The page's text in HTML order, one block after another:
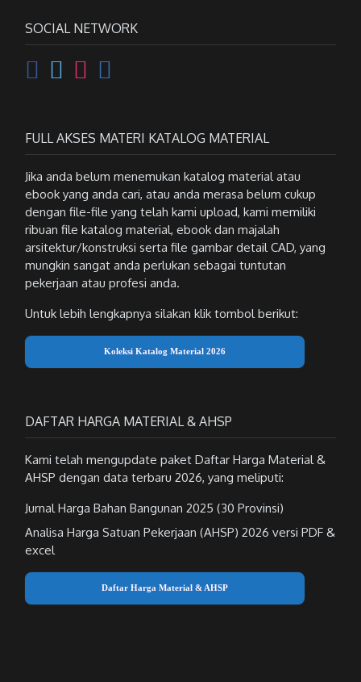
SOCIAL NETWORK
FULL AKSES MATERI KATALOG MATERIAL
Jika anda belum menemukan katalog material atau
ebook yang anda cari, atau anda merasa belum cukup
dengan file-file yang telah kami upload, kami memiliki
ribuan file katalog material, ebook dan majalah
arsitektur/konstruksi serta file gambar detail CAD, yang
mungkin sangat anda perlukan sebagai tuntutan
pekerjaan atau profesi anda.
Untuk lebih lengkapnya silakan klik tombol berikut:
Koleksi Katalog Material 2026
DAFTAR HARGA MATERIAL & AHSP
Kami telah mengupdate paket Daftar Harga Material &
AHSP dengan data terbaru 2026, yang meliputi:
Jurnal Harga Bahan Bangunan 2025 (30 Provinsi)
Analisa Harga Satuan Pekerjaan (AHSP) 2026 versi PDF &
excel
Daftar Harga Material & AHSP